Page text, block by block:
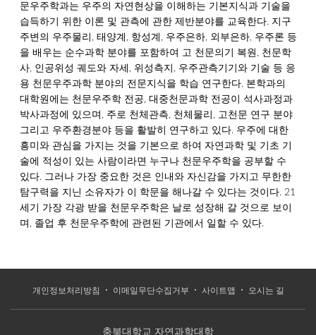
문우주학과는 우주의 자연현상을 이해하는 기본지식과 기술을
습득하기 위한 이론 및 관측에 관한 제반분야를 교육한다. 지구
주변의 우주물리, 태양계, 항성계, 우주은하, 외부은하, 우주론 등
을 배우는 순수과학 분야를 포함하여 고 천문의기 복원, 천문학
사, 인공위성 궤도와 자세, 위성측지, 우주관측기기와 기술 등 응
용 천문우주과학 분야의 전문지식을 학습 연구한다. 본학과의
대학원에는 천문우주학 전공, 대중천문과학 전공이 석사과정과
박사과정에 있으며, 주로 천체관측, 천체물리, 고천문 연구 분야
그리고 우주환경분야 등을 활발히 연구하고 있다. 우주에 대한
흥미와 관심을 가지는 것을 기본으로 하여 자연과학 및 기초 기
술에 적성이 있는 사람이라면 누구나 천문우주학을 공부할 수
있다. 그러나 가장 중요한 것은 인내와 자신감을 가지고 무한한
탐구력을 지닌 소유자가 이 학문을 해나갈 수 있다는 것이다. 21
세기 가장 각광 받을 천문우주학은 날로 성장해 갈 것으로 보이
며, 졸업 후 천문우주학에 관련된 기관에서 일할 수 있다.
개인정보처리방침 이메일무단수집거부 사이트맵 오시는 길
충북대학교 자연과학대학